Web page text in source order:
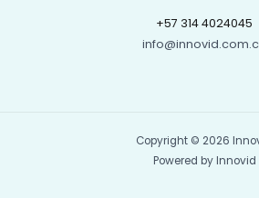
+57 314 4024045
Copyright © 2026
Powered by Innovid